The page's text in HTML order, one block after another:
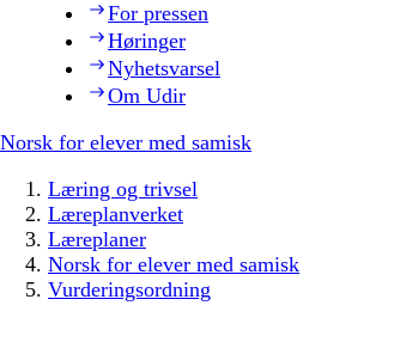
For pressen
Høringer
Nyhetsvarsel
Om Udir
Norsk for elever med samisk
Læring og trivsel
Læreplanverket
Læreplaner
Norsk for elever med samisk
Vurderingsordning